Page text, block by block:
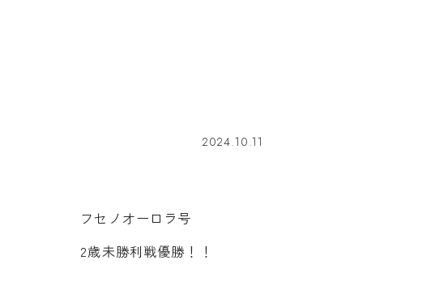
2024.10.11
フセ ノ オー ロ ラ号
2歳未勝利戦優勝 ！ ！